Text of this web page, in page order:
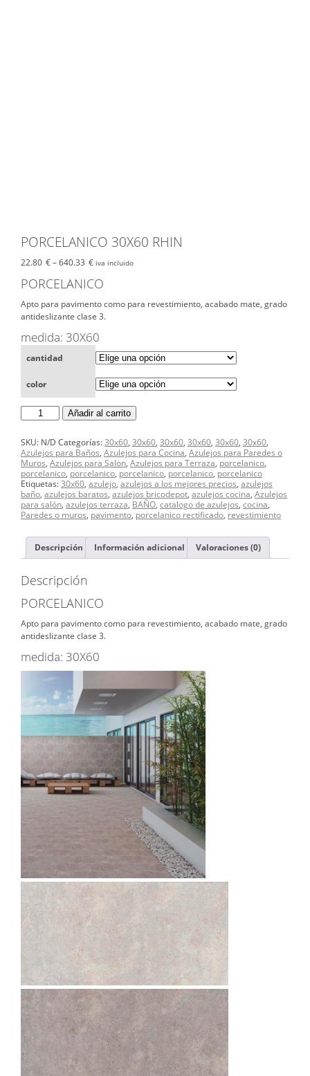
PORCELANICO 30X60 RHIN
22.80 €–640.33 € iva incluido
PORCELANICO
Apto para pavimento como para revestimiento, acabado mate, grado
antideslizante clase 3.
medida: 30X60
cantidad
color
PORCELANICO
30X60
cantidad
Añadir al carrito
SKU: N/D Categorías:30x60, 30x60, 30x60, 30x60, 30x60, 30x60,
Azulejos para Baños, Azulejos para Cocina, Azulejos para Paredes o
Muros, Azulejos para Salon, Azulejos para Terraza, porcelanico,
porcelanico, porcelanico, porcelanico, porcelanico, porcelanico
Etiquetas:30x60, azulejo, azulejos a los mejores precios, azulejos
baño, azulejos baratos, azulejos bricodepot, azulejos cocina, Azulejos
para salón, azulejos terraza, BAÑO, catalogo de azulejos, cocina,
Paredes o muros, pavimento, porcelanico rectificado, revestimiento
Descripción Información adicional Valoraciones (0)
Descripción
PORCELANICO
Apto para pavimento como para revestimiento, acabado mate, grado
antideslizante clase 3.
medida: 30X60